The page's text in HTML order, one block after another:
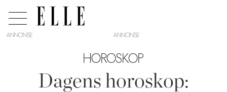
ANNONSE
HOROSKOP
Dagens horoskop: